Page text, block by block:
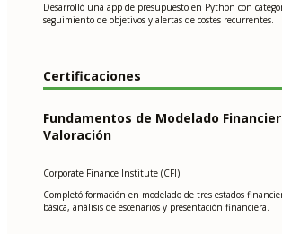
Desarrolló una app de presupuesto en Python con
seguimiento de objetivos y alertas de costes recurrentes.
Certificaciones
Fundamentos de Modelado
Valoración
Corporate Finance Institute (CFI)
Completó formación en modelado de tres estados
básica, análisis de escenarios y presentación financiera.